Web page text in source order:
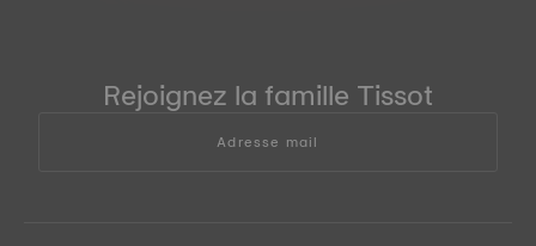
Rejoignez la famille Tissot
Adresse mail